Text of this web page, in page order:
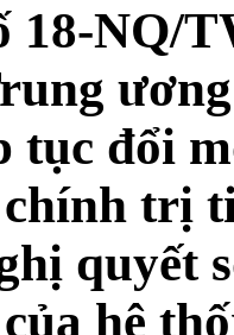
18-NQ/
tục đổi
trị
quyết
hệ